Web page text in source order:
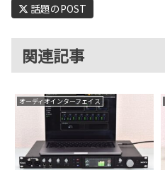
話題のPOST
関連記事
オーディオインターフェイス